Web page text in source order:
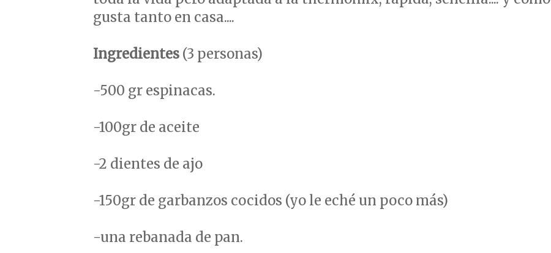
gusta tanto en casa....
Ingredientes (3 personas)
-500 gr espinacas.
-100gr de aceite
-2 dientes de ajo
-150gr de garbanzos cocidos (yo le eché un poco más)
-una rebanada de pan.